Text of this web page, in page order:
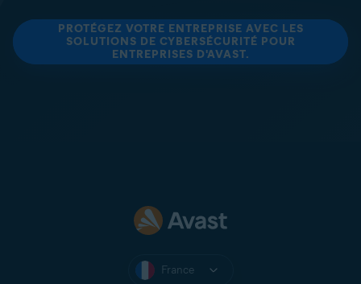
PROTÉGEZ VOTRE ENTREPRISE AVEC LES
SOLUTIONS DE CYBERSÉCURITÉ POUR
ENTREPRISES D'AVAST.
France